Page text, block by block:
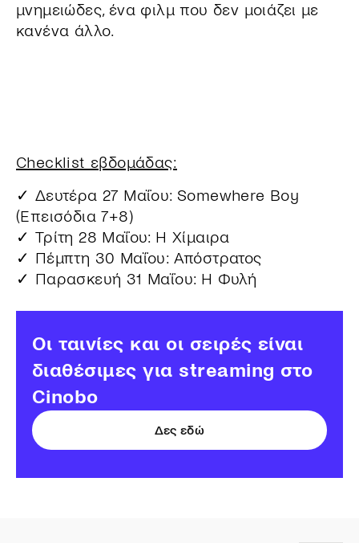
μνημειώδες, ένα φιλμ που δεν μοιάζει με
κανένα άλλο.
Checklist εβδομάδας:
✓ Δευτέρα 27 Μαΐου: Somewhere Boy
(Επεισόδια 7+8)
✓ Τρίτη 28 Μαΐου: Η Χίμαιρα
✓ Πέμπτη 30 Μαΐου: Απόστρατος
✓ Παρασκευή 31 Μαΐου: Η Φυλή
Οι ταινίες και οι σειρές είναι
διαθέσιμες για streaming στο
Cinobo
Δες εδώ